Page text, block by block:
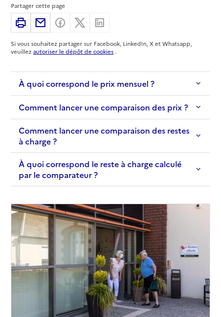
Partager cette page
ImprimerPartager par email
Partager sur Facebook
Partager sur X
Si vous souhaitez partager sur Facebook, LinkedIn, X et Whatsapp,
veuillezautoriser le dépôt de cookies .
À quoi correspond le prix mensuel ?
Comment lancer une comparaison des prix ?
Comment lancer une comparaison des restes
à charge ?
À quoi correspond le reste à charge calculé
par le comparateur ?